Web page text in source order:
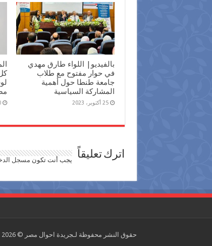
بالفيديو| اللواء طارق مهدي
في حوار مفتوح مع طلاب
جامعة طنطا حول أهمية
المشاركة السياسية
25 أكتوبر، 2023
اترك تعليقاً يجب أنت تكون مسجل
حقوق النشر محفوظة لـجريدة احوال مصر © 2026